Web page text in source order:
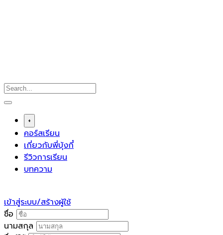
+
คอร์สเรียน
เกี่ยวกับพี่บุ้งกี๋
รีวิวการเรียน
บทความ
เข้าสู่ระบบ/สร้างผู้ใช้
ชื่อ
นามสกุล